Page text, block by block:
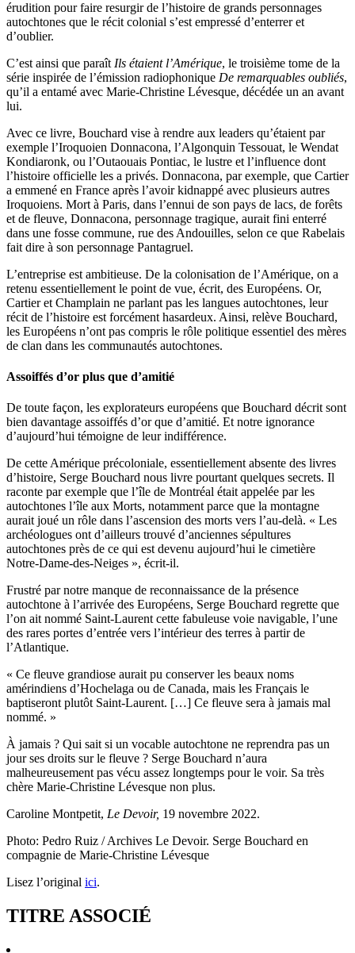
érudition pour faire resurgir de l’histoire de grands personnages
autochtones que le récit colonial s’est empressé d’enterrer et
d’oublier.
C’est ainsi que paraît Ils étaient l’Amérique, le troisième tome de la
série inspirée de l’émission radiophonique De remarquables oubliés,
qu’il a entamé avec Marie-Christine Lévesque, décédée un an avant
lui.
Avec ce livre, Bouchard vise à rendre aux leaders qu’étaient par
exemple l’Iroquoien Donnacona, l’Algonquin Tessouat, le Wendat
Kondiaronk, ou l’Outaouais Pontiac, le lustre et l’influence dont
l’histoire officielle les a privés. Donnacona, par exemple, que Cartier
a emmené en France après l’avoir kidnappé avec plusieurs autres
Iroquoiens. Mort à Paris, dans l’ennui de son pays de lacs, de forêts
et de fleuve, Donnacona, personnage tragique, aurait fini enterré
dans une fosse commune, rue des Andouilles, selon ce que Rabelais
fait dire à son personnage Pantagruel.
L’entreprise est ambitieuse. De la colonisation de l’Amérique, on a
retenu essentiellement le point de vue, écrit, des Européens. Or,
Cartier et Champlain ne parlant pas les langues autochtones, leur
récit de l’histoire est forcément hasardeux. Ainsi, relève Bouchard,
les Européens n’ont pas compris le rôle politique essentiel des mères
de clan dans les communautés autochtones.
Assoiffés d’or plus que d’amitié
De toute façon, les explorateurs européens que Bouchard décrit sont
bien davantage assoiffés d’or que d’amitié. Et notre ignorance
d’aujourd’hui témoigne de leur indifférence.
De cette Amérique précoloniale, essentiellement absente des livres
d’histoire, Serge Bouchard nous livre pourtant quelques secrets. Il
raconte par exemple que l’île de Montréal était appelée par les
autochtones l’île aux Morts, notamment parce que la montagne
aurait joué un rôle dans l’ascension des morts vers l’au-delà. « Les
archéologues ont d’ailleurs trouvé d’anciennes sépultures
autochtones près de ce qui est devenu aujourd’hui le cimetière
Notre-Dame-des-Neiges », écrit-il.
Frustré par notre manque de reconnaissance de la présence
autochtone à l’arrivée des Européens, Serge Bouchard regrette que
l’on ait nommé Saint-Laurent cette fabuleuse voie navigable, l’une
des rares portes d’entrée vers l’intérieur des terres à partir de
l’Atlantique.
« Ce fleuve grandiose aurait pu conserver les beaux noms
amérindiens d’Hochelaga ou de Canada, mais les Français le
baptiseront plutôt Saint-Laurent. […] Ce fleuve sera à jamais mal
nommé. »
À jamais ? Qui sait si un vocable autochtone ne reprendra pas un
jour ses droits sur le fleuve ? Serge Bouchard n’aura
malheureusement pas vécu assez longtemps pour le voir. Sa très
chère Marie-Christine Lévesque non plus.
Caroline Montpetit, Le Devoir, 19 novembre 2022.
Photo: Pedro Ruiz / Archives Le Devoir. Serge Bouchard en
compagnie de Marie-Christine Lévesque
Lisez l’original ici.
TITRE ASSOCIÉ